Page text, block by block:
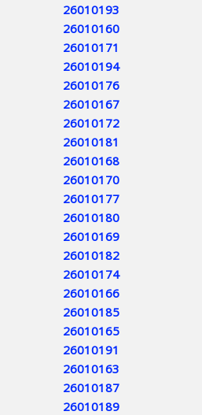
26010193
26010160
26010171
26010194
26010176
26010167
26010172
26010181
26010168
26010170
26010177
26010180
26010169
26010182
26010174
26010166
26010185
26010165
26010191
26010163
26010187
26010189